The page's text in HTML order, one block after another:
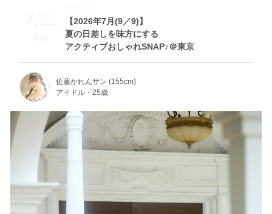
7.31
Fri
【2026年7月(9／9)】
夏の日差しを味方にする
アクティブおしゃれSNAP♪＠東京
Theme
佐藤かれんサン (155cm)
アイドル・25歳